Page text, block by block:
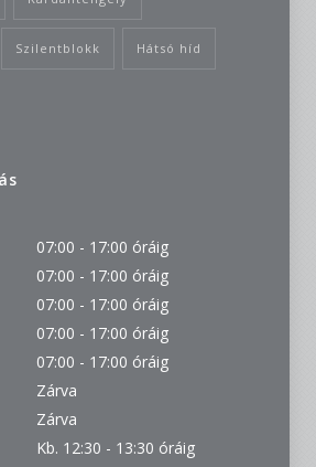
Szilentblokk Hátsó híd
07:00 - 17:00 óráig
07:00 - 17:00 óráig
07:00 - 17:00 óráig
07:00 - 17:00 óráig
07:00 - 17:00 óráig
Zárva
Zárva
Kb. 12:30 - 13:30 óráig